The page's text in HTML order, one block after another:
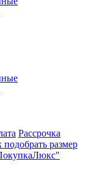
Рассрочка
подобрать размер